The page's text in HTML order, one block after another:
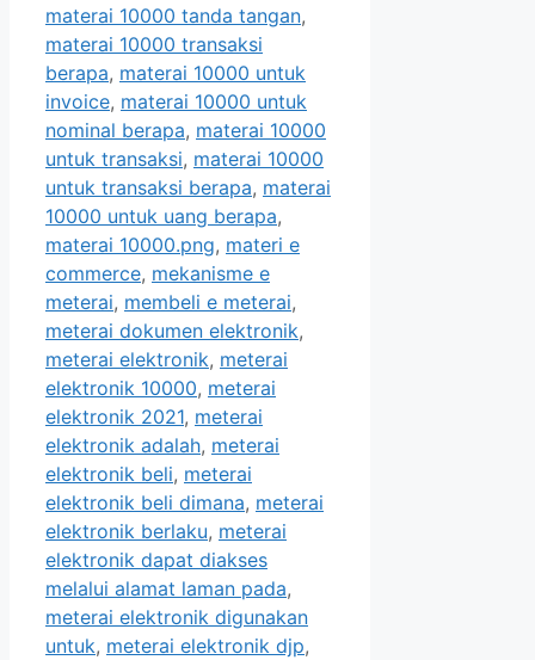
materai 10000 tanda tangan,
materai 10000 transaksi
berapa, materai 10000 untuk
invoice, materai 10000 untuk
nominal berapa, materai 10000
untuk transaksi, materai 10000
untuk transaksi berapa, materai
10000 untuk uang berapa,
materai 10000.png, materi e
commerce, mekanisme e
meterai, membeli e meterai,
meterai dokumen elektronik,
meterai elektronik, meterai
elektronik 10000, meterai
elektronik 2021, meterai
elektronik adalah, meterai
elektronik beli, meterai
elektronik beli dimana, meterai
elektronik berlaku, meterai
elektronik dapat diakses
melalui alamat laman pada,
meterai elektronik digunakan
untuk, meterai elektronik djp,